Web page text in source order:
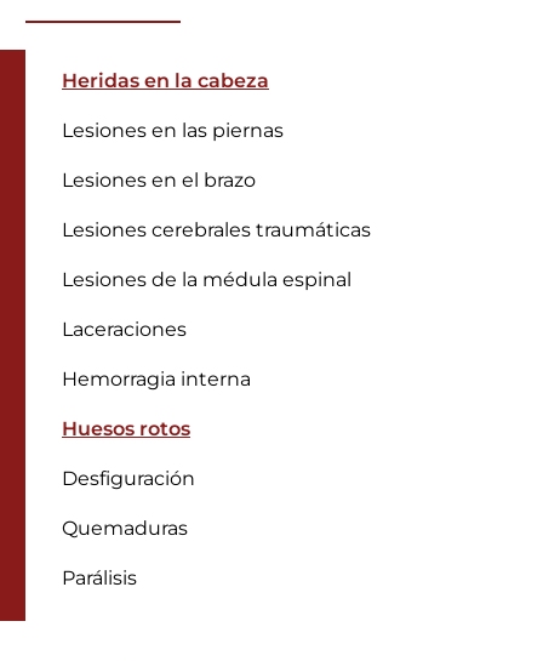
Heridas en la cabeza
Lesiones en las piernas
Lesiones en el brazo
Lesiones cerebrales traumáticas
Lesiones de la médula espinal
Laceraciones
Hemorragia interna
Huesos rotos
Desfiguración
Quemaduras
Parálisis